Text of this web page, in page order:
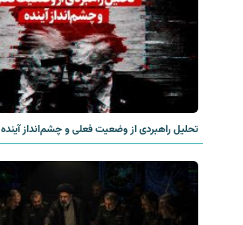
تحلیل راهبردی از وضعیت فعلی و چشم‌انداز آینده